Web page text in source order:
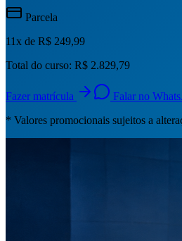
Parcela
11x de R$ 249,99
Total do curso: R$ 2.829,79
Fazer matrícula
Falar no
* Valores promocionais sujeitos a